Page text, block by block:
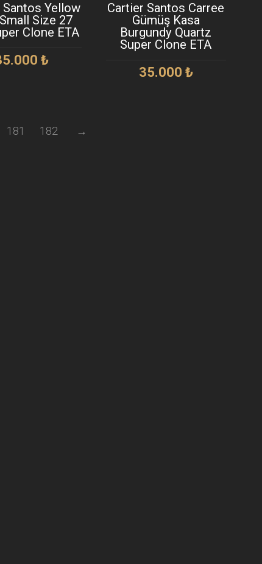
Santos Yellow
Size 27
Clone ETA
₺
Cartier Santos Carree
Gümüş Kasa
Burgundy Quartz
Super Clone ETA
35.000 ₺
181 182 →